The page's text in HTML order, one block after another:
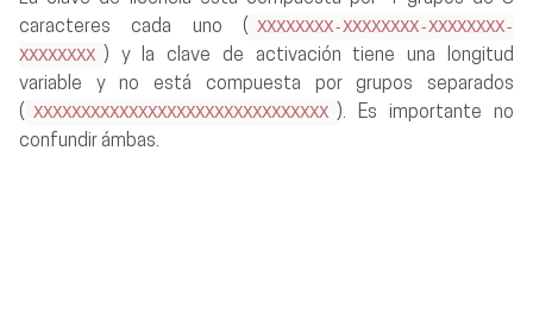
caracteres cada uno ( XXXXXXXX-XXXXXXXX-XXXXXXXX-
XXXXXXXX ) y la clave de activación tiene una longitud
variable y no está compuesta por grupos separados
( XXXXXXXXXXXXXXXXXXXXXXXXXXXXXXX ). Es importante no
confundir ámbas.